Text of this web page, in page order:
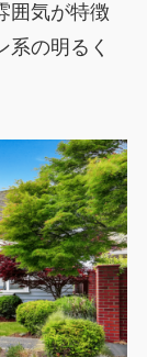
囲気が特徴
系の明るく